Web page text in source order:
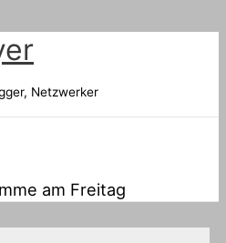
Netzwerker
am Freitag